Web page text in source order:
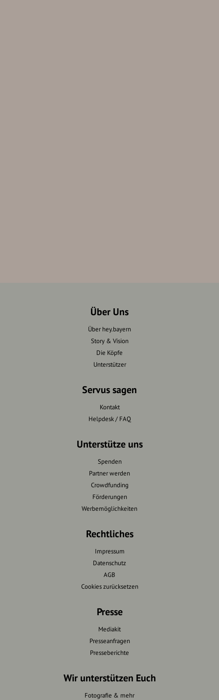
Über Uns
Über hey.bayern
Story & Vision
Die Köpfe
Unterstützer
Servus sagen
Kontakt
Helpdesk / FAQ
Unterstütze uns
Spenden
Partner werden
Crowdfunding
Förderungen
Werbemöglichkeiten
Rechtliches
Impressum
Datenschutz
AGB
Cookies zurücksetzen
Presse
Mediakit
Presseanfragen
Presseberichte
Wir unterstützen Euch
Fotografie & mehr